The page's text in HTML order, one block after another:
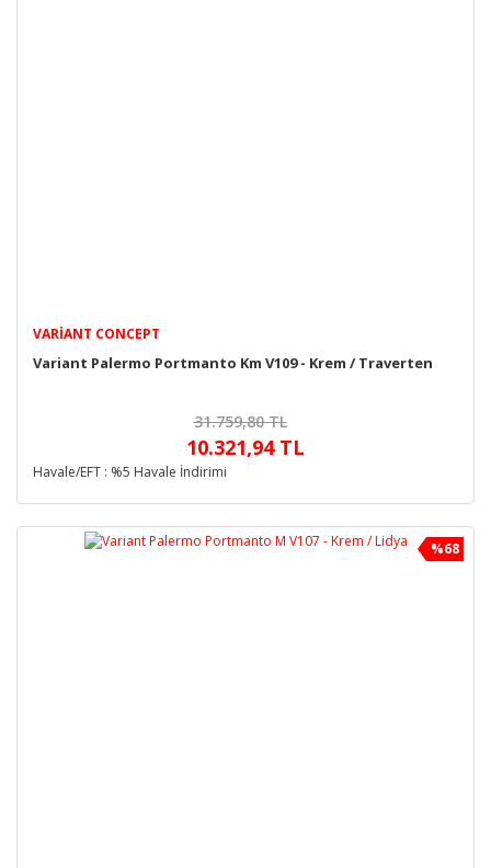
VARIANT CONCEPT
Variant Palermo Portmanto Km V109 - Krem / Traverten
31.759,80 TL
10.321,94 TL
Havale/EFT : %5 Havale İndirimi
%68